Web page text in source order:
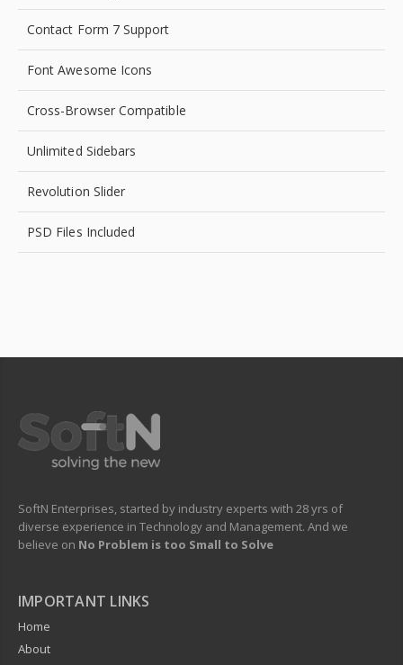
Contact Form 7 Support
Font Awesome Icons
Cross-Browser Compatible
Unlimited Sidebars
Revolution Slider
PSD Files Included
SoftN Enterprises, started by industry experts with 28 yrs of
diverse experience in Technology and Management. And we
believe on No Problem is too Small to Solve
IMPORTANT LINKS
Home
About